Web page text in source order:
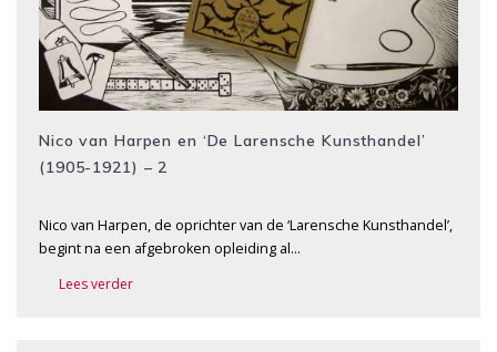
Nico van Harpen en ‘De Larensche Kunsthandel’
(1905-1921) – 2
Nico van Harpen, de oprichter van de ‘Larensche Kunsthandel’,
begint na een afgebroken opleiding al…
Lees verder